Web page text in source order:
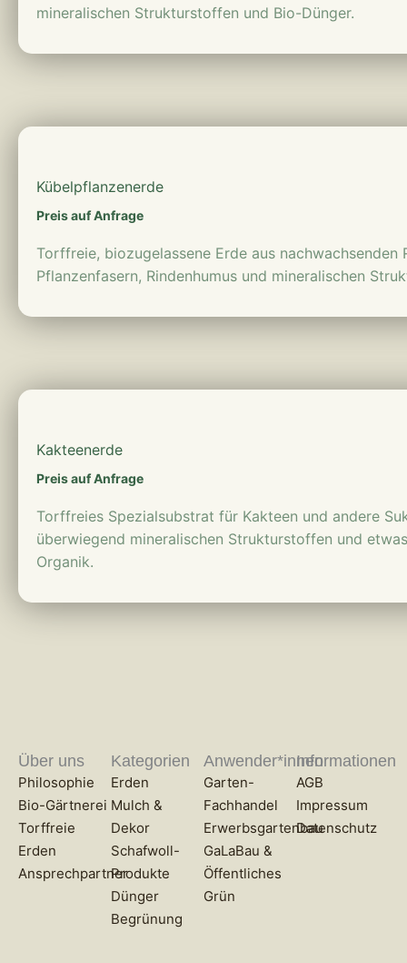
mineralischen Strukturstoffen und Bio-Dünger.
Kübelpflanzen­erde
Preis auf Anfrage
Torffreie, biozugelassene Erde aus nachwachsenden
Pflanzenfasern, Rindenhumus und mineralischen
Kakteenerde
Preis auf Anfrage
Torffreies Spezialsubstrat für Kakteen und andere
überwiegend mineralischen Strukturstoffen und
Organik.
Über uns
Philosophie
Bio-Gärtnerei
Torffreie
Erden
Ansprechpartner
Kategorien
Erden
Mulch &
Dekor
Schafwoll-
Produkte
Dünger
Begrünung
Anwender*innen
Garten-
Fachhandel
Erwerbsgartenbau
GaLaBau &
Öffentliches
Grün
Informationen
AGB
Impressum
Datenschutz